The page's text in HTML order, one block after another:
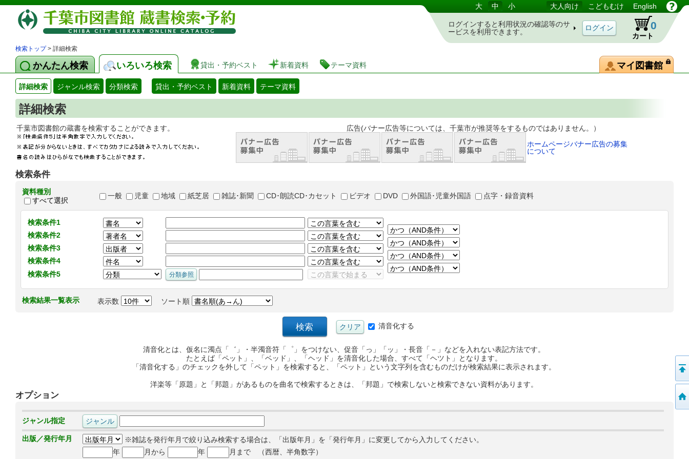
図書館 蔵書検索・予約システム 大 中 小 大人向け こどもむけ English
ログインすると利用状況の確認等のサ
ービスを利用できます。
カート
0
検索トップ> 詳細検索
かんたん検索 いろいろ検索 貸出・予約ベスト 新着資料 テーマ資料 マイ図書館
詳細検索 ジャンル検索 分類検索 貸出・予約ベスト 新着資料 テーマ資料
詳細検索
千葉市図書館の蔵書を検索することができます。 広告(バナー広告等については、千葉市が推奨等をするものではありません。）
ホームページバナー広告の募集
について
検索条件
資料種別
すべて選択
一般 児童 地域 紙芝居 雑誌･新聞 CD･朗読CD･カセット ビデオ DVD 外国語･児童外国語 点字・録音資料
検索条件1
検索条件2
検索条件3
検索条件4
検索条件5
検索結果一覧表示 表示数 ソート順
清音化する
清音化とは、仮名に濁点「゛」・半濁音符「゜」をつけない、促音「っ」「ッ」・長音「－」などを入れない表記方法です。
たとえば「ペット」、「ベッド」、「ヘッド」を清音化した場合、すべて「ヘツト」となります。
「清音化する」のチェックを外して「ペット」を検索すると、「ペット」という文字列を含むものだけが検索結果に表示されます。
洋楽等「原題」と「邦題」があるものを曲名で検索するときは、「邦題」で検索しないと検索できない資料があります。
オプション
ジャンル指定
出版／発行年月
※雑誌を発行年月で絞り込み検索する場合は、「出版年月」を「発行年月」に変更してから入力してください。
年
月から 年 月まで （西暦、半角数字）